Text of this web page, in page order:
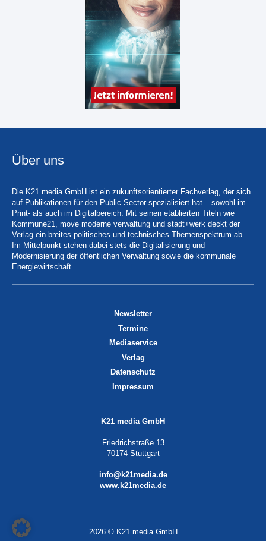
Über uns
Die K21 media GmbH ist ein zukunftsorientierter Fachverlag, der sich
auf Publikationen für den Public Sector spezialisiert hat – sowohl im
Print- als auch im Digitalbereich. Mit seinen etablierten Titeln wie
Kommune21, move moderne verwaltung und stadt+werk deckt der
Verlag ein breites politisches und technisches Themenspektrum ab.
Im Mittelpunkt stehen dabei stets die Digitalisierung und
Modernisierung der öffentlichen Verwaltung sowie die kommunale
Energiewirtschaft.
Newsletter
Termine
Mediaservice
Verlag
Datenschutz
Impressum
K21 media GmbH
Friedrichstraße 13
70174 Stuttgart
info@k21media.de
www.k21media.de
2026 © K21 media GmbH